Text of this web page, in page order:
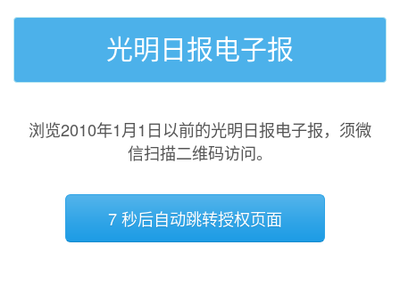
光明日报电子报
浏览2010年1月1日以前的光明日报电子报，须微
信扫描二维码访问。
7 秒后自动跳转授权页面